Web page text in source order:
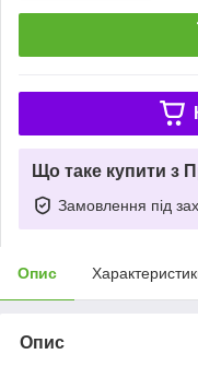
Що таке купити з
Замовлення під
Опис
Опис